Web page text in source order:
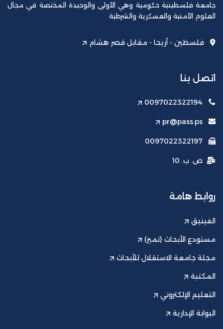
جامعة فلسطينية حكومية وهي الأولى والوحيدة المختصة في مجال
العلوم الأمنية والعسكرية والشرطية
فلسطين - أريحا - مقابل قصر هشام
اتصل بنا
0097022322194
pr@pass.ps
0097022322197
ص. ب. 10
روابط هامة
الفينيق
مستودع الأبحاث (تميز)
مجلة جامعة الاستقلال للأبحاث
المكتبة
التعليم الإلكتروني
البوابة الإدارية